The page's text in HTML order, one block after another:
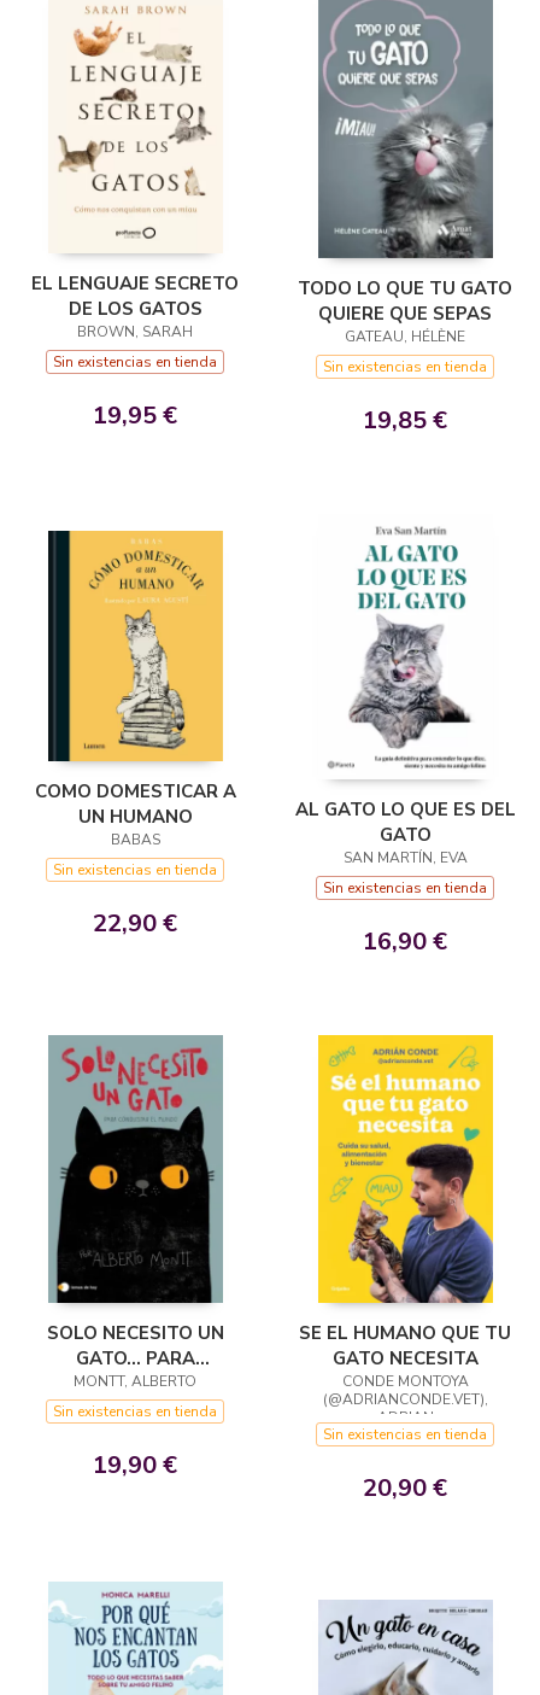
EL LENGUAJE SECRETO
DE LOS GATOS
BROWN, SARAH
Sin existencias en tienda
19,95 €
TODO LO QUE TU GATO
QUIERE QUE SEPAS
GATEAU, HÉLÈNE
Sin existencias en tienda
19,85 €
COMO DOMESTICAR A
UN HUMANO
BABAS
Sin existencias en tienda
22,90 €
AL GATO LO QUE ES DEL
GATO
SAN MARTÍN, EVA
Sin existencias en tienda
16,90 €
SOLO NECESITO UN
GATO... PARA
CONQUISTAR EL MUNDO
MONTT, ALBERTO
Sin existencias en tienda
19,90 €
SE EL HUMANO QUE TU
GATO NECESITA
CONDE MONTOYA
(@ADRIANCONDE.VET),
ADRIAN
Sin existencias en tienda
20,90 €